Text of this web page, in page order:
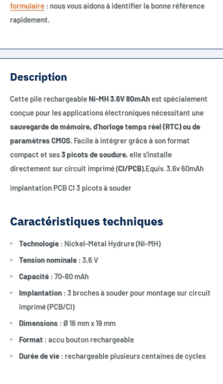
formulaire : nous vous aidons à identifier la bonne référence
rapidement.
Description
Cette pile rechargeable Ni-MH 3.6V 80mAhest spécialement
conçue pour les applications électroniques nécessitant une
sauvegarde de mémoire, d’horloge temps réel (RTC) ou de
paramètres CMOS. Facile à intégrer grâce à son format
compact et ses3 picots de soudure, elle s’installe
directement sur circuit imprimé (CI/PCB).Equiv. 3.6v 60mAh
implantation PCB CI 3 picots à souder
Caractéristiques techniques
Technologie: Nickel-Métal Hydrure (Ni-MH)
Tension nominale: 3,6 V
Capacité: 70-80 mAh
Implantation: 3 broches à souder pour montage sur circuit
imprimé (PCB/CI)
Dimensions : Ø 16 mm x 19 mm
Format : accu bouton rechargeable
Durée de vie: rechargeable plusieurs centaines de cycles